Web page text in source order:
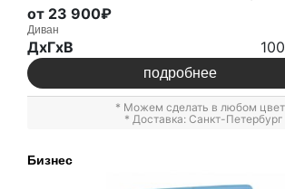
от 23 900₽
Диван
ДxГxВ
подробнее
* Можем сделать в любом
* Доставка: Санкт-Петербург
Бизнес